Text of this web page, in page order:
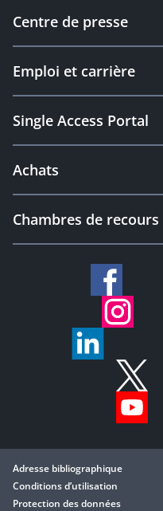
Centre de presse
Emploi et carrière
Single Access Portal
Achats
Chambres de recours
Adresse bibliographique
Conditions d’utilisation
Protection des données